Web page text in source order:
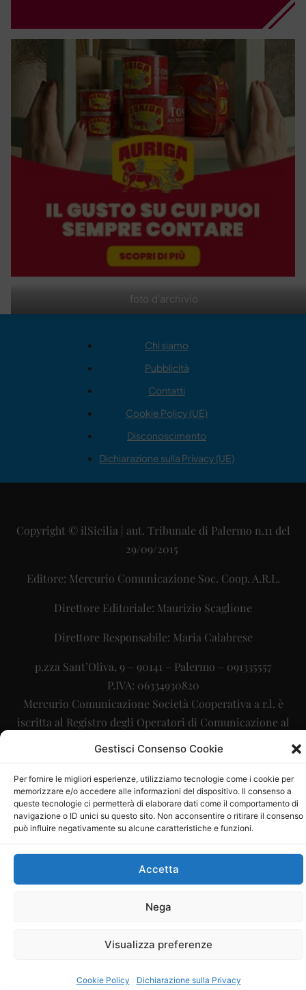
Gestisci Consenso Cookie
Per fornire le migliori esperienze, utilizziamo tecnologie come i cookie per
memorizzare e/o accedere alle informazioni del dispositivo. Il consenso a
queste tecnologie ci permetterà di elaborare dati come il comportamento di
navigazione o ID unici su questo sito. Non acconsentire o ritirare il consenso
può influire negativamente su alcune caratteristiche e funzioni.
Accetta
Nega
Visualizza preferenze
Cookie Policy Dichiarazione sulla Privacy
foto d'archivio
Chi siamo
Pubblicità
Contatti
Cookie Policy (UE)
Disconoscimento
Dichiarazione sulla Privacy (UE)
Copyright © ilSicilia | aut. Tribunale di Palermo n.11 del
29/09/2015
Editore: Mercurio Comunicazione Soc. Coop. A.R.L.
Direttore Editoriale: Maurizio Scaglione
Direttore Responsabile: Maria Calabrese
p.zza Sant’Oliva, 9 – 90141 – Palermo – 091335557
P.IVA: 06334930820
Mercurio Comunicazione Società Cooperativa a r.l. è
iscritta al Registro degli Operatori di Comunicazione al